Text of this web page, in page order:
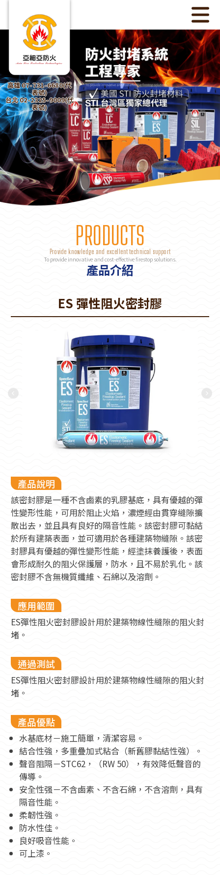
高雄 07-731-6680(代
表號)
台北 02-2325-9009(代
表號)
PRODUCTS
Provide knowledge and excellent technical support
To provide innovative and cost-effective firestop solutions.
產品介紹
ES 彈性阻火密封膠
產品說明
該密封膠是一種不含鹵素的乳膠基底，具有優越的彈
性變形性能，可用於阻止火焰，濃煙經由貫穿縫隙擴
散出去，並且具有良好的隔音性能。該密封膠可黏結
於所有建築表面，並可適用於各種建築物縫隙。該密
封膠具有優越的彈性變形性能，經塗抹養護後，表面
會形成耐久的阻火保護層，防水，且不易於乳化。該
密封膠不含無機質纖維、石綿以及溶劑。
應用範圍
ES彈性阻火密封膠設計用於建築物線性縫隙的阻火封
堵。
通過測試
ES彈性阻火密封膠設計用於建築物線性縫隙的阻火封
堵。
產品優點
水基底材－施工簡單，清潔容易。
結合性強，多重疊加式粘合（新舊膠黏結性強）。
聲音阻隔－STC62，（RW 50），有效降低聲音的
傳導。
安全性强－不含鹵素、不含石綿，不含溶劑，具有
隔音性能。
柔韌性強。
防水性佳。
良好吸音性能。
可上漆。